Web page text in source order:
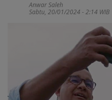
Anwar Saleh
Sabtu, 20/01/2024 - 2:14 WIB